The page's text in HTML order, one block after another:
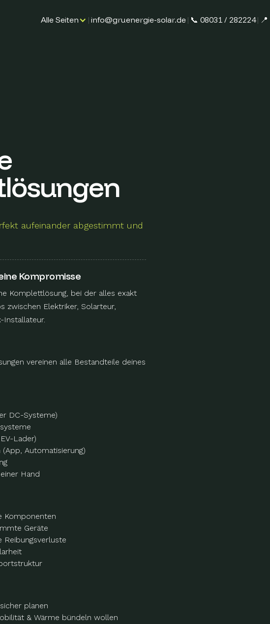
Alle Seiten |info@gruenergie-solar.de | 📞 08031 / 282224|
aufeinander abgestimmt und
Kompromisse
Komplettlösung, bei der alles exakt
zwischen Elektriker, Solarteur,
Installateur.
vereinen alle Bestandteile deines
DC-Systeme)
Lader)
Automatisierung)
Hand
Komponenten
Geräte
Reibungsverluste
planen
& Wärme bündeln wollen